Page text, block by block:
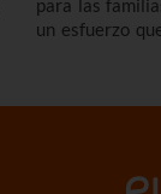
un esfuerzo